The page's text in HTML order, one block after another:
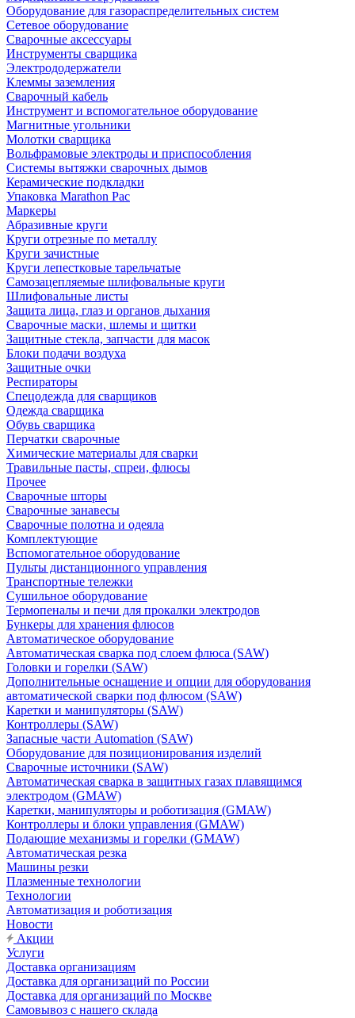
Оборудование для газораспределительных систем
Сетевое оборудование
Сварочные аксессуары
Инструменты сварщика
Электрододержатели
Клеммы заземления
Сварочный кабель
Инструмент и вспомогательное оборудование
Магнитные угольники
Молотки сварщика
Вольфрамовые электроды и приспособления
Системы вытяжки сварочных дымов
Керамические подкладки
Упаковка Marathon Pac
Маркеры
Абразивные круги
Круги отрезные по металлу
Круги зачистные
Круги лепестковые тарельчатые
Самозацепляемые шлифовальные круги
Шлифовальные листы
Защита лица, глаз и органов дыхания
Сварочные маски, шлемы и щитки
Защитные стекла, запчасти для масок
Блоки подачи воздуха
Защитные очки
Респираторы
Спецодежда для сварщиков
Одежда сварщика
Обувь сварщика
Перчатки сварочные
Химические материалы для сварки
Травильные пасты, спреи, флюсы
Прочее
Сварочные шторы
Сварочные занавесы
Сварочные полотна и одеяла
Комплектующие
Вспомогательное оборудование
Пульты дистанционного управления
Транспортные тележки
Сушильное оборудование
Термопеналы и печи для прокалки электродов
Бункеры для хранения флюсов
Автоматическое оборудование
Автоматическая сварка под слоем флюса (SAW)
Головки и горелки (SAW)
Дополнительные оснащение и опции для оборудования
автоматической сварки под флюсом (SAW)
Каретки и манипуляторы (SAW)
Контроллеры (SAW)
Запасные части Automation (SAW)
Оборудование для позиционирования изделий
Сварочные источники (SAW)
Автоматическая сварка в защитных газах плавящимся
электродом (GMAW)
Каретки, манипуляторы и роботизация (GMAW)
Контроллеры и блоки управления (GMAW)
Подающие механизмы и горелки (GMAW)
Автоматическая резка
Машины резки
Плазменные технологии
Технологии
Автоматизация и роботизация
Новости
Акции
Услуги
Доставка организациям
Доставка для организаций по России
Доставка для организаций по Москве
Самовывоз с нашего склада